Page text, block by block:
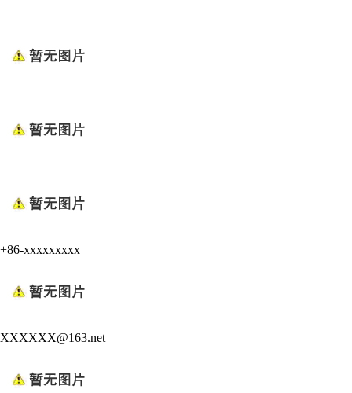
+86-xxxxxxxxx
XXXXXX@163.net